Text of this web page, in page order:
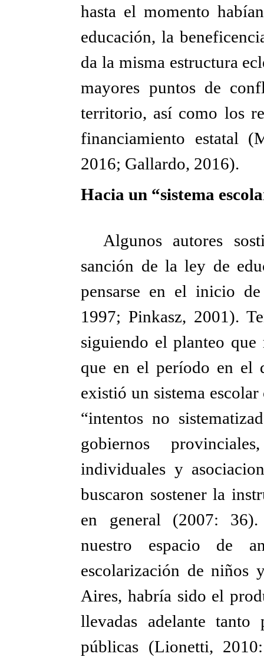
hasta el momento
educación, la
da la misma estructura
mayores puntos de
territorio, así como los
financiamiento estatal
2016; Gallardo, 2016).
Hacia un “sistema
Algunos autores
sanción de la ley de
pensarse en el inicio
1997; Pinkasz, 2001).
siguiendo el planteo
que en el período en el
existió un sistema
“intentos no
gobiernos
individuales y
buscaron sostener la
en general (2007:
nuestro espacio de
escolarización de niños
Aires, habría sido el
llevadas adelante
públicas (Lionetti,